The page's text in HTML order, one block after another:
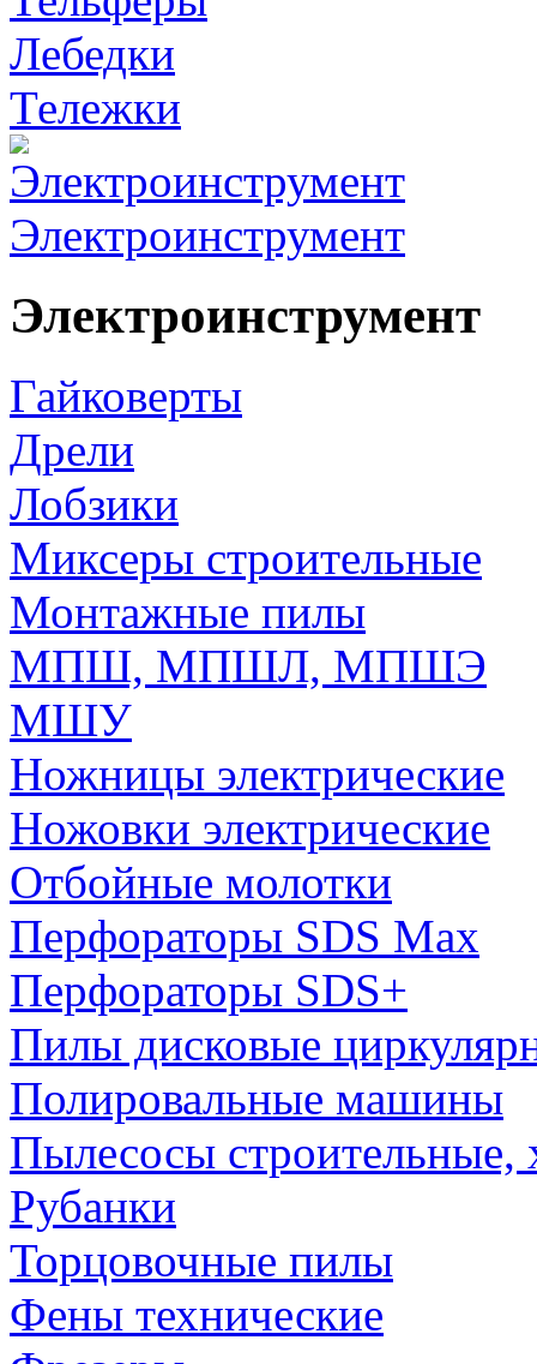
Лебедки
Тележки
Электроинструмент
Электроинструмент
Гайковерты
Дрели
Лобзики
Миксеры строительные
Монтажные пилы
МПШ, МПШЛ, МПШЭ
МШУ
Ножницы электрические
Ножовки электрические
Отбойные молотки
Перфораторы SDS Max
Перфораторы SDS+
Пилы дисковые
Полировальные машины
Пылесосы строительные,
Рубанки
Торцовочные пилы
Фены технические